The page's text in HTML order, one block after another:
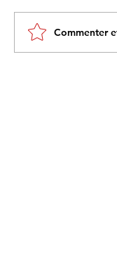
Tebboune
propres
Commenter